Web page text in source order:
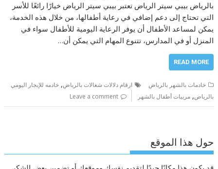
بالرياض بيبي سيتر الرياض تعتبر بيبي سيتر الرياض خيارًا رائعًا للأسر
التي تحتاج إلى دعم إضافي في رعاية أطفالها، من خلال هذه الخدمة،
يمكن لمساعد الأطفال أن يوفر الرعاية اليومية للأطفال سواء في
المنزل أو في المدارس، تتنوع المهام التي يمكن أن…
READ MORE
خادمات بالشهر بالرياض ارقام دلالات شغالات بالرياض,خادمه للإيجار اليومي
بالرياض,مربيات أطفال بالشهر Leave a comment
حول هذا الموقع